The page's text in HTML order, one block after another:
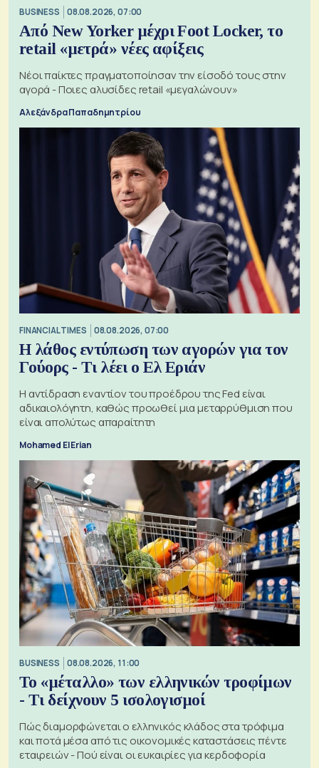
BUSINESS 08.08.2026, 07:00
Από New Yorker μέχρι Foot Locker, το
retail «μετρά» νέες αφίξεις
Νέοι παίκτες πραγματοποίησαν την είσοδό τους στην
αγορά - Ποιες αλυσίδες retail «μεγαλώνουν»
Αλεξάνδρα Παπαδημητρίου
FINANCIAL TIMES 08.08.2026, 07:00
Η λάθος εντύπωση των αγορών για τον
Γούορς - Τι λέει ο Ελ Εριάν
Η αντίδραση εναντίον του προέδρου της Fed είναι
αδικαιολόγητη, καθώς προωθεί μια μεταρρύθμιση που
είναι απολύτως απαραίτητη
Mohamed El Erian
BUSINESS 08.08.2026, 11:00
Το «μέταλλο» των ελληνικών τροφίμων
- Τι δείχνουν 5 ισολογισμοί
Πώς διαμορφώνεται ο ελληνικός κλάδος στα τρόφιμα
και ποτά μέσα από τις οικονομικές καταστάσεις πέντε
εταιρειών - Πού είναι οι ευκαιρίες για κερδοφορία